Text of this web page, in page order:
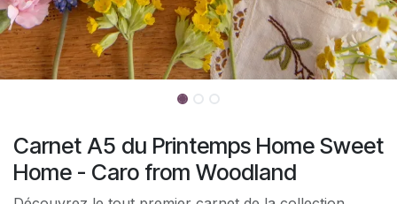
Carnet A5 du Printemps Home Sweet
Home - Caro from Woodland